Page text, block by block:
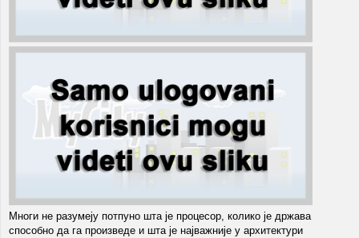
Многи не разумеју потпуно шта је процесор, колико је држава
способно да га произведе и шта је најважније у aрхитектури